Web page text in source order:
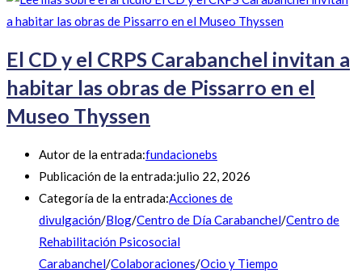
El CD y el CRPS Carabanchel invitan a
habitar las obras de Pissarro en el
Museo Thyssen
Autor de la entrada:fundacionebs
Publicación de la entrada:julio 22, 2026
Categoría de la entrada:Acciones de
divulgación/Blog/Centro de Día Carabanchel/Centro de
Rehabilitación Psicosocial
Carabanchel/Colaboraciones/Ocio y Tiempo